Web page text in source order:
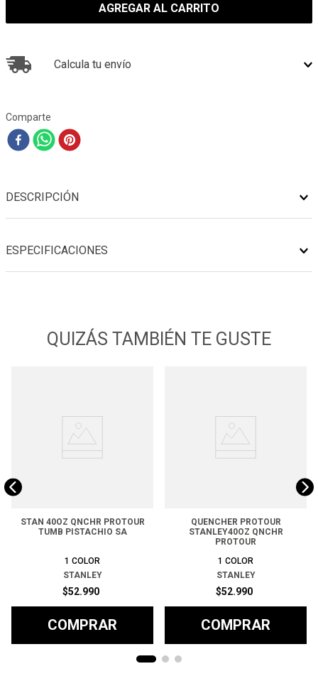
AGREGAR AL CARRITO
Calcula tu envío
Comparte
DESCRIPCIÓN
ESPECIFICACIONES
QUIZÁS TAMBIÉN TE GUSTE
STAN 40OZ QNCHR PROTOUR
TUMB PISTACHIO SA
1 COLOR
STANLEY
$52.990
COMPRAR
QUENCHER PROTOUR
STANLEY40OZ QNCHR
PROTOUR
1 COLOR
STANLEY
$52.990
COMPRAR